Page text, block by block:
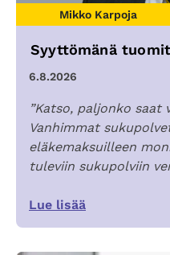
Mikko Karpoja
Syyttömänä
6.8.2026
”Katso, paljonko
Vanhimmat
eläkemaksuilleen
tuleviin sukupolviin
Lue lisää